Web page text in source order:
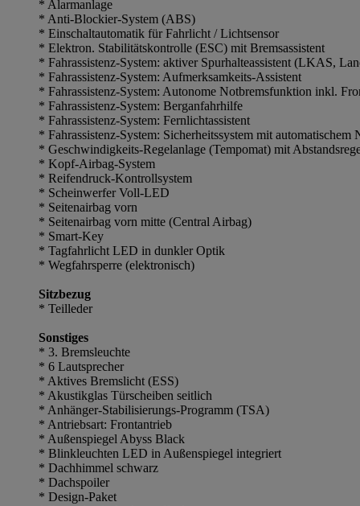
* Alarmanlage
* Anti-Blockier-System (ABS)
* Einschaltautomatik für Fahrlicht / Lichtsensor
* Elektron. Stabilitätskontrolle (ESC) mit Bremsassistent
* Fahrassistenz-System: aktiver Spurhalteassistent (LKAS,
* Fahrassistenz-System: Aufmerksamkeits-Assistent
* Fahrassistenz-System: Autonome Notbremsfunktion inkl.
* Fahrassistenz-System: Berganfahrhilfe
* Fahrassistenz-System: Fernlichtassistent
* Fahrassistenz-System: Sicherheitssystem mit
* Geschwindigkeits-Regelanlage (Tempomat) mit
* Kopf-Airbag-System
* Reifendruck-Kontrollsystem
* Scheinwerfer Voll-LED
* Seitenairbag vorn
* Seitenairbag vorn mitte (Central Airbag)
* Smart-Key
* Tagfahrlicht LED in dunkler Optik
* Wegfahrsperre (elektronisch)
Sitzbezug
* Teilleder
Sonstiges
* 3. Bremsleuchte
* 6 Lautsprecher
* Aktives Bremslicht (ESS)
* Akustikglas Türscheiben seitlich
* Anhänger-Stabilisierungs-Programm (TSA)
* Antriebsart: Frontantrieb
* Außenspiegel Abyss Black
* Blinkleuchten LED in Außenspiegel integriert
* Dachhimmel schwarz
* Dachspoiler
* Design-Paket